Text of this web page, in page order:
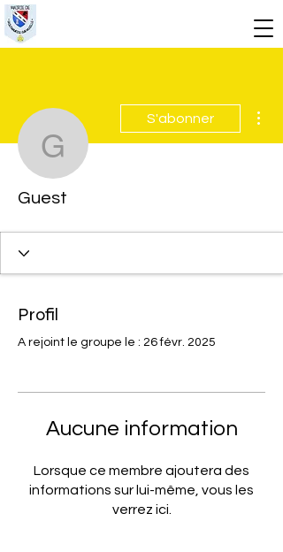
Guest
S'abonner
Guest
Profil
A rejoint le groupe le : 26 févr. 2025
Aucune information
Lorsque ce membre ajoutera des
informations sur lui-même, vous les
verrez ici.